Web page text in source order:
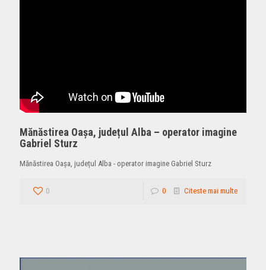
Mănăstirea Oașa, județul Alba – operator imagine
Gabriel Sturz
Mănăstirea Oașa, județul Alba - operator imagine Gabriel Sturz
0 0 Citeste mai multe